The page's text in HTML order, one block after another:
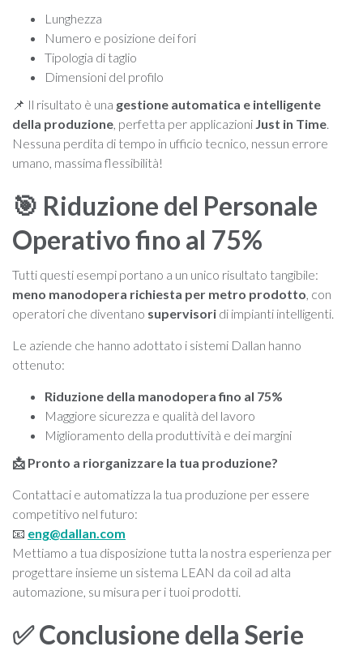
Lunghezza
Numero e posizione dei fori
Tipologia di taglio
Dimensioni del profilo
📌 Il risultato è una gestione automatica e intelligente
della produzione , perfetta per applicazioni Just in Time
Nessuna perdita di tempo in ufficio tecnico, nessun errore
umano, massima flessibilità!
🎯 Riduzione del Personale
Operativo fino al 75%
Tutti questi esempi portano a un unico risultato tangibile:
meno manodopera richiesta per metro prodotto , con
operatori che diventano supervisori di impianti intelligenti.
Le aziende che hanno adottato i sistemi Dallan hanno
ottenuto:
Riduzione della manodopera fino al 75%
Maggiore sicurezza e qualità del lavoro
Miglioramento della produttività e dei margini
📩 Pronto a riorganizzare la tua produzione?
Contattaci e automatizza la tua produzione per essere
competitivo nel futuro:
📧 eng@dallan.com
Mettiamo a tua disposizione tutta la nostra esperienza per
progettare insieme un sistema LEAN da coil ad alta
automazione, su misura per i tuoi prodotti.
✅ Conclusione della Serie